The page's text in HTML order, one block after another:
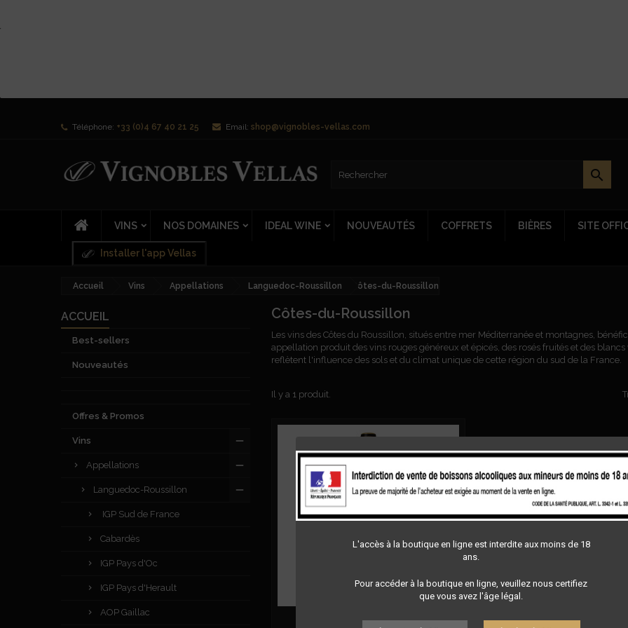
L'accès à la boutique en ligne est interdite aux moins de 18
ans.
Pour accéder à la boutique en ligne, veuillez nous certifiez
que vous avez l'âge légal.
Téléphone: +33 (0)4 67 40 21 25 Email: shop@vignobles-vellas.com

VINS NOS DOMAINES IDEAL WINE NOUVEAUTÉS COFFRETS BIÈRES SITE
Installer l'app Vellas
Accueil Vins Appellations Languedoc-Roussillon Côtes-du-Roussillon
ACCUEIL
Best-sellers
Nouveautés
Offres & Promos
Vins
Appellations
Languedoc-Roussillon
IGP Sud de France
Cabardès
IGP Pays d'Oc
IGP Pays d'Herault
AOP Gaillac
Côtes-du-Roussillon
Les vins des Côtes du Roussillon, situés entre mer Méditerranée et montagnes,
appellation produit des vins rouges généreux et épicés, des rosés fruités et des
reflètent l'influence des sols et du climat unique de cette région du sud de la France.
Il y a 1 produit.
LA BÊTE - TAUTAVEL